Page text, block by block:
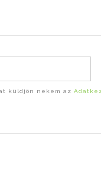
küldjön nekem az